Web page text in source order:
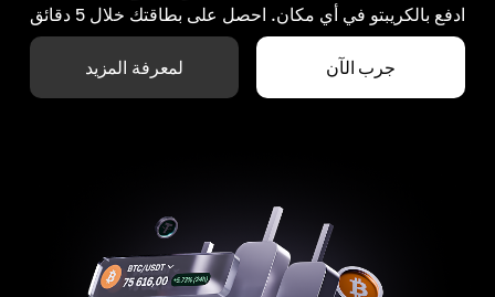
ادفع بالكريبتو في أي مكان. احصل على بطاقتك خلال 5 دقائق
جرب الآن لمعرفة المزيد